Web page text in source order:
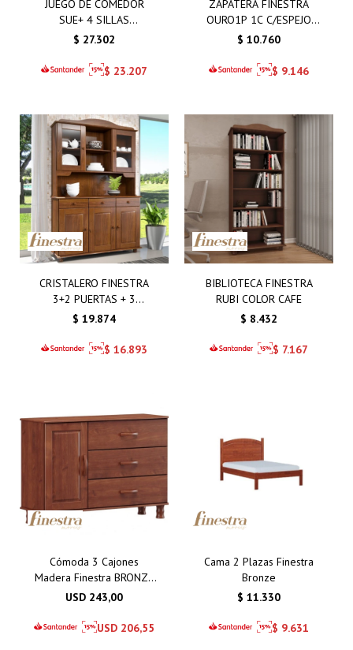
JUEGO DE COMEDOR
SUE+ 4 SILLAS
TAPIZADAS
$ 27.302
$ 23.207
ZAPATERA FINESTRA
OURO1P 1C C/ESPEJO
CAFE
$ 10.760
$ 9.146
CRISTALERO FINESTRA
3+2 PUERTAS + 3
CAJONES CAFÉ
$ 19.874
$ 16.893
BIBLIOTECA FINESTRA
RUBI COLOR CAFE
$ 8.432
$ 7.167
Cómoda 3 Cajones
Madera Finestra BRONZE
1162T
USD 243,00
USD 206,55
Cama 2 Plazas Finestra
Bronze
$ 11.330
$ 9.631